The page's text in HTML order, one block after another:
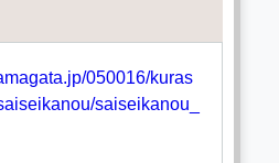
050016/kuras
saiseikanou_